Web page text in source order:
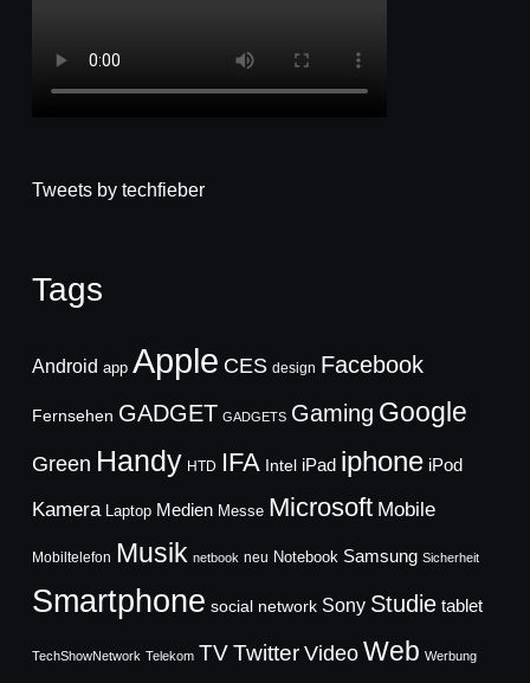
Tweets by techfieber
Tags
Android app Apple CES design Facebook
Fernsehen GADGET GADGETS Gaming Google
Green Handy HTD IFA Intel iPad iphone iPod
Kamera Laptop Medien Messe Microsoft Mobile
Mobiltelefon Musik netbook neu Notebook Samsung Sicherheit
Smartphone social network Sony Studie tablet
TechShowNetwork Telekom TVTwitter Video Web Werbung